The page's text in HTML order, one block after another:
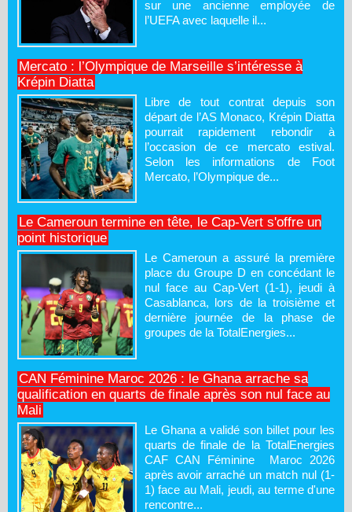
sur une ancienne employée de
l’UEFA avec laquelle il...
Mercato : l’Olympique de Marseille s’intéresse à
Krépin Diatta
Libre de tout contrat depuis son
départ de l’AS Monaco, Krépin Diatta
pourrait rapidement rebondir à
l’occasion de ce mercato estival.
Selon les informations de Foot
Mercato, l’Olympique de...
Le Cameroun termine en tête, le Cap-Vert s'offre un
point historique
Le Cameroun a assuré la première
place du Groupe D en concédant le
nul face au Cap-Vert (1-1), jeudi à
Casablanca, lors de la troisième et
dernière journée de la phase de
groupes de la TotalEnergies...
CAN Féminine Maroc 2026 : le Ghana arrache sa
qualification en quarts de finale après son nul face au
Mali
Le Ghana a validé son billet pour les
quarts de finale de la TotalEnergies
CAF CAN Féminine Maroc 2026
après avoir arraché un match nul (1-
1) face au Mali, jeudi, au terme d'une
rencontre...